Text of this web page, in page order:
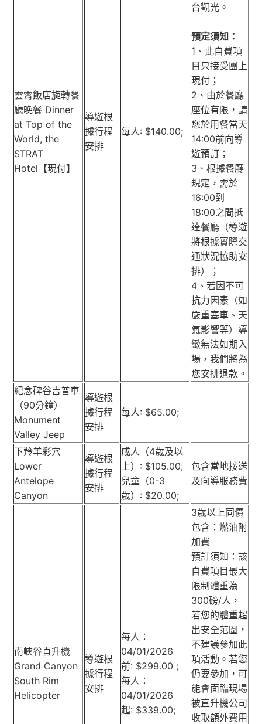
雲霄飯店旋轉餐
廳晚餐 Dinner
at Top of the
World, the
STRAT
Hotel【現付】
導遊根
據行程
安排
每人: $140.00;
台觀光。
預定須知：
1、此自費項
目只接受團上
現付；
2、由於餐廳
座位有限，請
您於用餐當天
14:00前向導
遊預訂；
3、根據餐廳
規定，需於
16:00到
18:00之間抵
達餐廳（導遊
將根據實際交
通狀況協助安
排）；
4、若因不可
抗力因素（如
嚴重塞車、天
氣影響等）導
緻無法如期入
場，我們將為
您安排退款。
紀念碑谷吉普車
（90分鐘）
Monument
Valley Jeep
導遊根
據行程
安排
每人: $65.00;
下羚羊彩穴
Lower
Antelope
Canyon
導遊根
據行程
安排
成人（4歲及以
上）: $105.00;
兒童（0-3
歲）: $20.00;
包含當地接送
及向導服務費
南峽谷直升機
Grand Canyon
South Rim
Helicopter
導遊根
據行程
安排
每人：
04/01/2026
前: $299.00 ;
每人：
04/01/2026
起: $339.00;
3歲以上同價
包含：燃油附
加費
預訂須知：該
自費項目最大
限制體重為
300磅/人，
若您的體重超
出安全范圍，
不建議參加此
項活動。若您
仍要參加，可
能會面臨現場
被直升機公司
收取額外費用